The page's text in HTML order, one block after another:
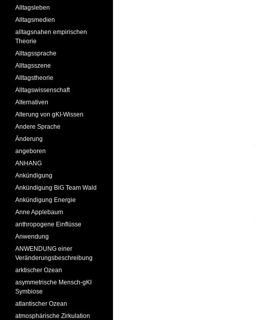
Alltagsleben
Alltagsmedien
alltagsnahen empirischen
Theorie
Alltagssprache
Alltagsszene
Alltagstheorie
Alltagswissenschaft
Alternativen
Alterung von gKI-Wissen
Andere Sprache
Änderung
angeboren
ANHANG
Ankündigung
Ankündigung BiG Team Wald
Ankündigung Energie
Anne Applebaum
anthropogene Einflüsse
Anwendung
ANWENDUNG einer
Veränderungsbeschreibung
arktischer Ozean
asymmetrische Mensch-gKI
Symbiose
atlantischer Ozean
atmosphärische Zirkulation